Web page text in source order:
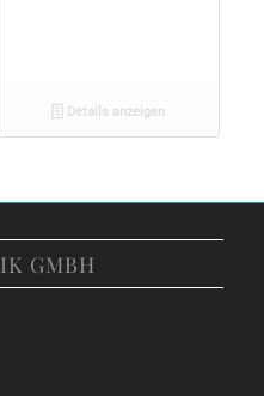
Details anzeigen
GMBH